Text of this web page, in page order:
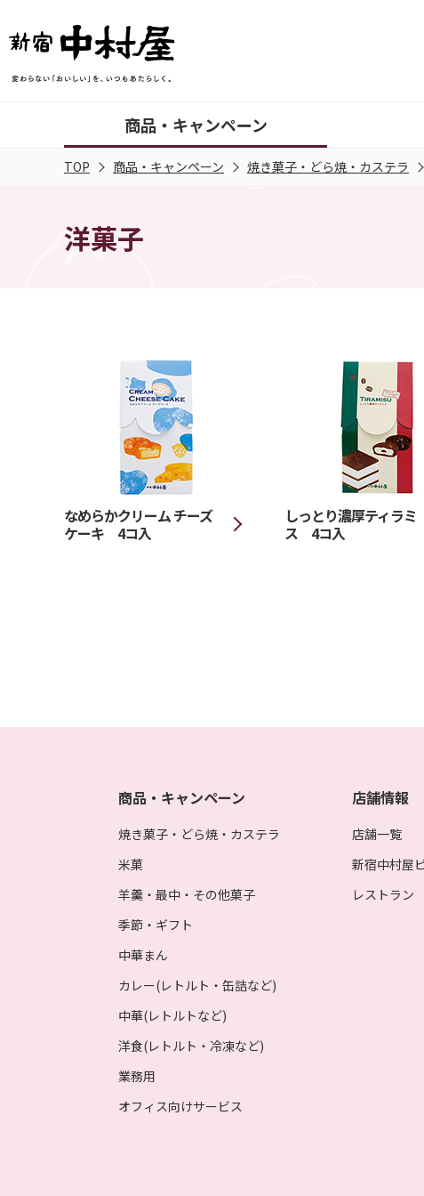
商品・キャンペーン
TOP 商品・キャンペーン 焼き菓子・どら焼・カステラ
洋菓子
なめらかクリーム チーズ
ケーキ 4コ入
しっとり濃厚ティラミ
ス 4コ入
商品・キャンペーン
焼き菓子・どら焼・カステラ
米菓
羊羹・最中・その他菓子
季節・ギフト
中華まん
カレー(レトルト・缶詰など)
中華(レトルトなど)
洋食(レトルト・冷凍など)
業務用
オフィス向けサービス
店舗情報
店舗一覧
新宿中村屋
レストラン